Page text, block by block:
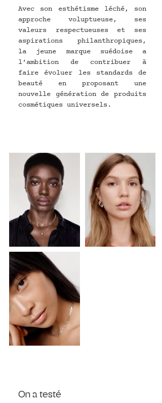
Avec son esthétisme léché, son
approche voluptueuse, ses
valeurs respectueuses et ses
aspirations philanthropiques,
la jeune marque suédoise a
l’ambition de contribuer à
faire évoluer les standards de
beauté en proposant une
nouvelle génération de produits
cosmétiques universels.
On a testé